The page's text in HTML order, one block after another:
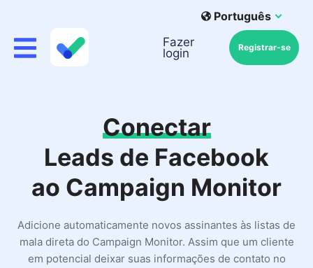
Português
Fazer
login
Registrar-se
Conectar
Leads de Facebook
ao Campaign Monitor
Adicione automaticamente novos assinantes às listas de
mala direta do Campaign Monitor. Assim que um cliente
em potencial deixar suas informações de contato no